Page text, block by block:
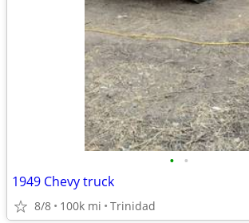
• •
1949 Chevy truck
8/8 100k mi Trinidad